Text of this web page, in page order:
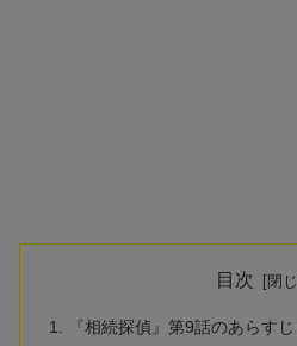
目次
『相続探偵』第9話のあらす